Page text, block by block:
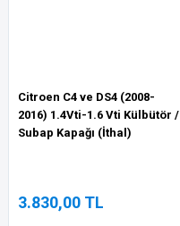
Citroen C4 ve DS4 (2008-
2016) 1.4Vti-1.6 Vti Külbütör /
Subap Kapağı (İthal)
3.830,00 TL